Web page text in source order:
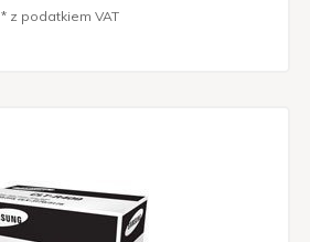
* z podatkiem VAT